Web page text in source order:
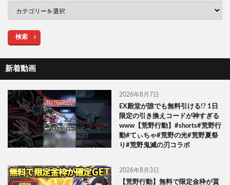
検索
新着動画
2026年8月7日
EX殿堂が誰でも無料引ける!? 1日
限定の引き換えコードが神すぎる
www【荒野行動】#shorts#荒野行
動#てぃちゃ#荒野の光#荒野夏祭
り#荒野鬼滅の刃コラボ
2026年8月3日
【荒野行動】無料で限定金枠が貰